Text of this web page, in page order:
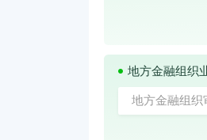
地方金融组织
地方金融组织